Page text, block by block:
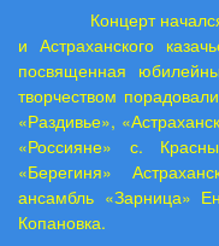
Концерт
и Астраханского
посвященная
творчеством
«Раздивье»,
«Россияне» с.
«Берегиня»
ансамбль «Зарница»
Копановка.